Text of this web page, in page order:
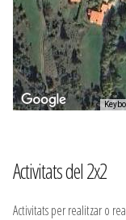
Activitats del 2x2
Activitats per realitzar o